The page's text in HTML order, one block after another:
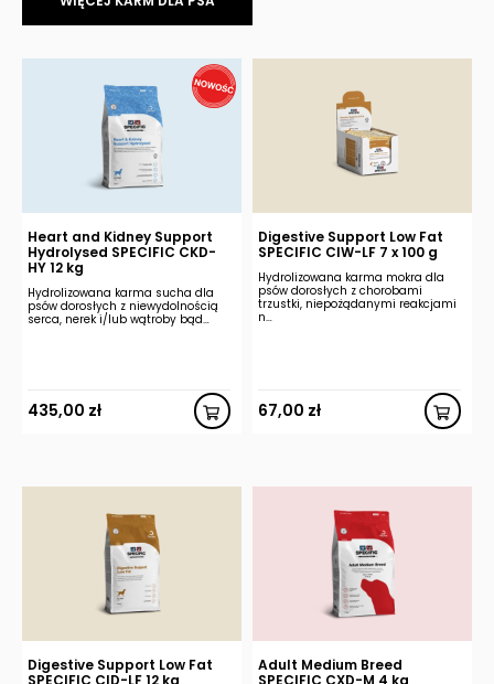
Heart and Kidney Support
Hydrolysed SPECIFIC CKD-
HY 12 kg
Hydrolizowana karma sucha dla
psów dorosłych z niewydolnością
serca, nerek i/lub wątroby bąd…
435,00 zł
Digestive Support Low Fat
SPECIFIC CIW-LF 7 x 100 g
Hydrolizowana karma mokra dla
psów dorosłych z chorobami
trzustki, niepożądanymi reakcjami
n…
67,00 zł
Digestive Support Low Fat
SPECIFIC CID-LF 12 kg
Adult Medium Breed
SPECIFIC CXD-M 4 kg